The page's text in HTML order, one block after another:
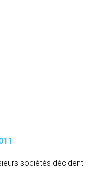
sociétés décident